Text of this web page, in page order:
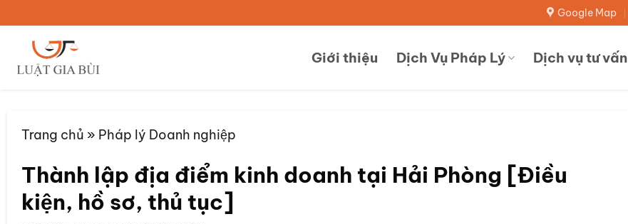
qua
dung
Google Map
Giới thiệu Dịch Vụ Pháp Lý Dịch vụ tư vấn
Trang chủ » Pháp lý Doanh nghiệp
Thành lập địa điểm kinh doanh tại Hải Phòng [Điều
kiện, hồ sơ, thủ tục]